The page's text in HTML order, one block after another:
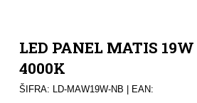
LED PANEL MATIS
4000K
ŠIFRA: LD-MAW19W-NB | EAN: